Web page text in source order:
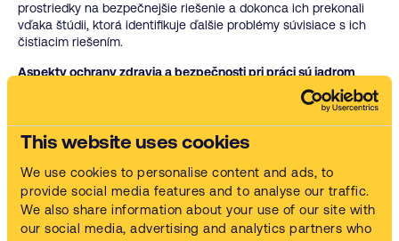
This website uses cookies
We use cookies to personalise content and ads, to
provide social media features and to analyse our traffic.
We also share information about your use of our site with
our social media, advertising and analytics partners who
prostriedky na bezpečnejšie riešenie a dokonca ich prekonali
vďaka štúdii, ktorá identifikuje ďalšie problémy súvisiace s ich
čistiacim riešením.
Aspekty ochrany zdravia a bezpečnosti pri práci sú jadrom
Naše riešenia sú zaručené, že nie sú nebezpečné pre zdravie a
bezpečnosť operátorov, ktorí boli predtým vystavení kyslému
kúpeľu na čistenie dielov. Sú tiež nehorľavé pre väčšiu
akémukoľvek vystaveniu tekutinám, a umožňuje ľahké
nakladanie a vykladanie dielov pomocou automatizovanej
zdvíhacej plošiny v zásobníku.
Ušetrí čas a peniaze